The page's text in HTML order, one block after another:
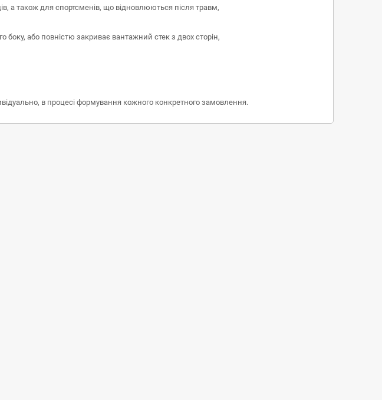
а також для спортсменів, що відновлюються після травм,
або повністю закриває вантажний стек з двох сторін,
в процесі формування кожного конкретного замовлення.